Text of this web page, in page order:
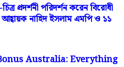
প্রদর্শনী পরিদর্শন করেন বিরোধী
নাহিদ ইসলাম এমপি ও ১১
Australia: Everything